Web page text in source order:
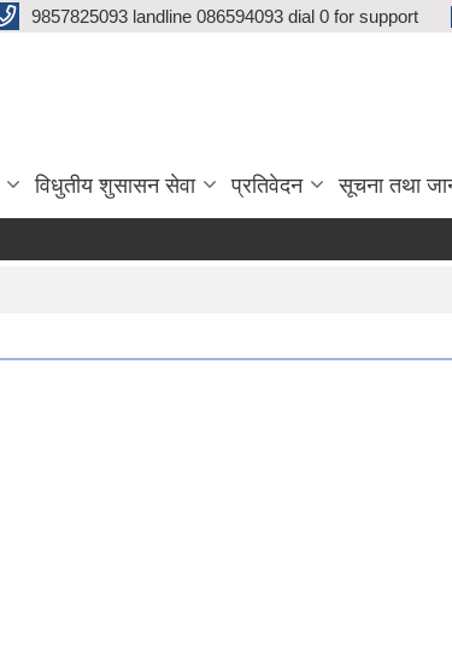
9857825093 landline 086594093 dial 0 for support
विधुतीय शुसासन सेवा प्रतिवेदन सूचना तथा